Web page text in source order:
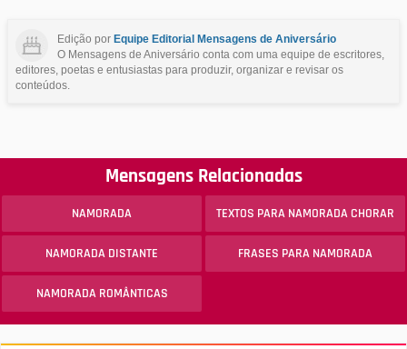
Edição por Equipe Editorial Mensagens de Aniversário
O Mensagens de Aniversário conta com uma equipe de escritores,
editores, poetas e entusiastas para produzir, organizar e revisar os
conteúdos.
Mensagens Relacionadas
NAMORADA TEXTOS PARA NAMORADA CHORAR
NAMORADA DISTANTE FRASES PARA NAMORADA
NAMORADA ROMÂNTICAS